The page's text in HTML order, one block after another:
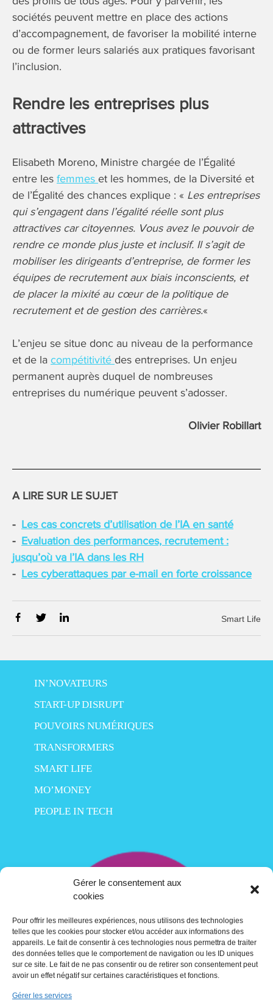
Gérer le consentement aux
cookies
Pour offrir les meilleures expériences, nous utilisons des technologies
telles que les cookies pour stocker et/ou accéder aux informations des
appareils. Le fait de consentir à ces technologies nous permettra de traiter
des données telles que le comportement de navigation ou les ID uniques
sur ce site. Le fait de ne pas consentir ou de retirer son consentement peut
avoir un effet négatif sur certaines caractéristiques et fonctions.
Gérer les services
sociétés peuvent mettre en place des actions
d’accompagnement, de favoriser la mobilité interne
ou de former leurs salariés aux pratiques favorisant
l’inclusion.
Rendre les entreprises plus
attractives
Elisabeth Moreno, Ministre chargée de l’Égalité
entre les femmes et les hommes, de la Diversité et
de l’Égalité des chances explique : « Les entreprises
qui s’engagent dans l’égalité réelle sont plus
attractives car citoyennes. Vous avez le pouvoir de
rendre ce monde plus juste et inclusif. Il s’agit de
mobiliser les dirigeants d’entreprise, de former les
équipes de recrutement aux biais inconscients, et
de placer la mixité au cœur de la politique de
recrutement et de gestion des carrières.«
L’enjeu se situe donc au niveau de la performance
et de la compétitivité des entreprises. Un enjeu
permanent auprès duquel de nombreuses
entreprises du numérique peuvent s’adosser.
Olivier Robillart
A LIRE SUR LE SUJET
Les cas concrets d’utilisation de l’IA en santé
Evaluation des performances, recrutement :
jusqu’où va l’IA dans les RH
Les cyberattaques par e-mail en forte croissance
Smart Life
IN’NOVATEURS
START-UP DISRUPT
POUVOIRS NUMÉRIQUES
TRANSFORMERS
SMART LIFE
MO’MONEY
PEOPLE IN TECH